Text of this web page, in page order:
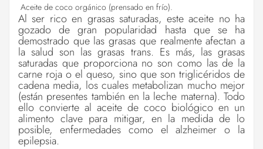
Aceite de coco orgánico (prensado en frío).
Al ser rico en grasas saturadas, este aceite no ha
gozado de gran popularidad hasta que se ha
demostrado que las grasas que realmente afectan a
la salud son las grasas trans. Es más, las grasas
saturadas que proporciona no son como las de la
carne roja o el queso, sino que son triglicéridos de
cadena media, los cuales metabolizan mucho mejor
(están presentes también en la leche materna). Todo
ello convierte al aceite de coco biológico en un
alimento clave para mitigar, en la medida de lo
posible, enfermedades como el alzheimer o la
epilepsia.